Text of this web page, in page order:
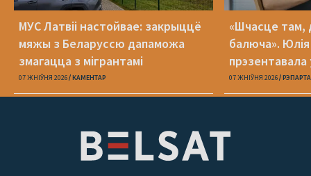
МУС Латвіі настойвае: закрыццё
мяжы з Беларуссю дапаможа
змагацца з мігрантамі
07 ЖНІЎНЯ 2026 КАМЕНТАР
«Шчасце там,
балюча».
«Пока я
07 ЖНІЎНЯ 2026